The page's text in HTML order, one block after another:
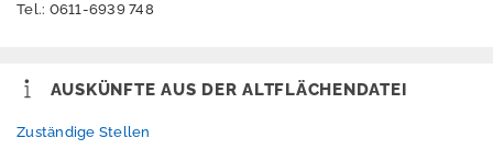
u
n
Tel.: 0611-6939 748
AUSKÜNFTE AUS DER ALTFLÄCHENDATEI
Zuständige Stellen